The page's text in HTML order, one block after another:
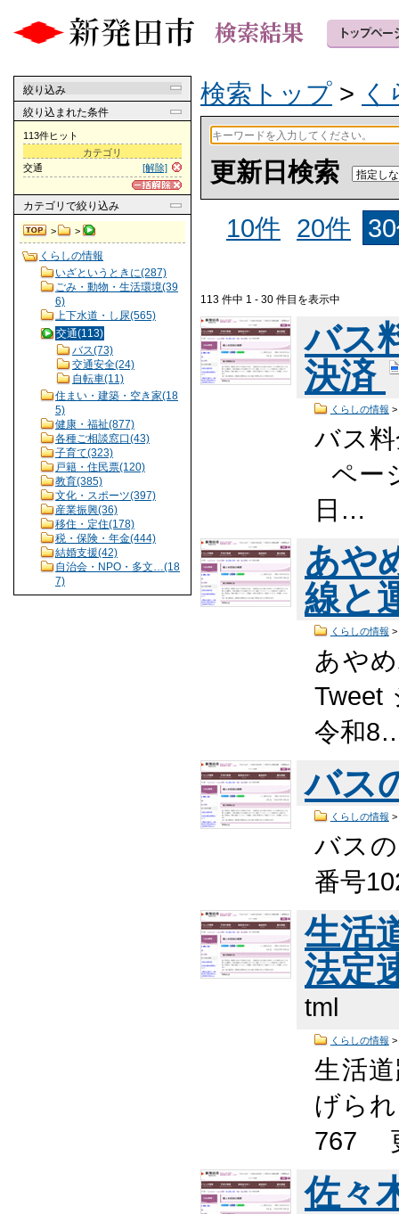
絞り込み
絞り込まれた条件
113件ヒット
カテゴリ
[解除]
交通
カテゴリ で絞り込み
> >
くらしの情報
いざというときに(287)
ごみ・動物・生活環境(39
6)
上下水道・し尿(565)
交通(113)
バス(73)
交通安全(24)
自転車(11)
住まい・建築・空き家(18
5)
健康・福祉(877)
各種ご相談窓口(43)
子育て(323)
戸籍・住民票(120)
教育(385)
文化・スポーツ(397)
産業振興(36)
移住・定住(178)
税・保険・年金(444)
結婚支援(42)
自治会・NPO・多文…(18
7)
検索トップ > く
更新日検索
10件
20件
113 件中 1 - 30 件目を表示中
バス
決済
くらしの情報 >
バス
ペー
日…
あや
線と
くらしの情報 >
あや
令和
バス
くらしの情報 >
バス
番号
生活
法定
tml
くらしの情報 >
生活
げら
767
佐々